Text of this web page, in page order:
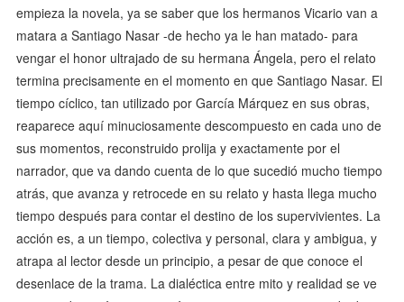
empieza la novela, ya se saber que los hermanos Vicario van a
matara a Santiago Nasar -de hecho ya le han matado- para
vengar el honor ultrajado de su hermana Ángela, pero el relato
termina precisamente en el momento en que Santiago Nasar. El
tiempo cíclico, tan utilizado por García Márquez en sus obras,
reaparece aquí minuciosamente descompuesto en cada uno de
sus momentos, reconstruido prolija y exactamente por el
narrador, que va dando cuenta de lo que sucedió mucho tiempo
atrás, que avanza y retrocede en su relato y hasta llega mucho
tiempo después para contar el destino de los supervivientes. La
acción es, a un tiempo, colectiva y personal, clara y ambigua, y
atrapa al lector desde un principio, a pesar de que conoce el
desenlace de la trama. La dialéctica entre mito y realidad se ve